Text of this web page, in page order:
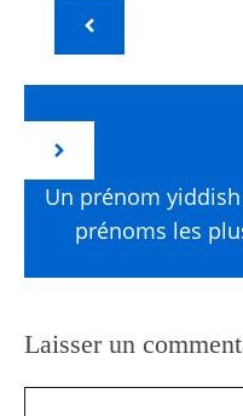
Un prénom
prénoms les
Laisser un